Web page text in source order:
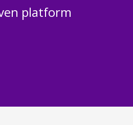
platform